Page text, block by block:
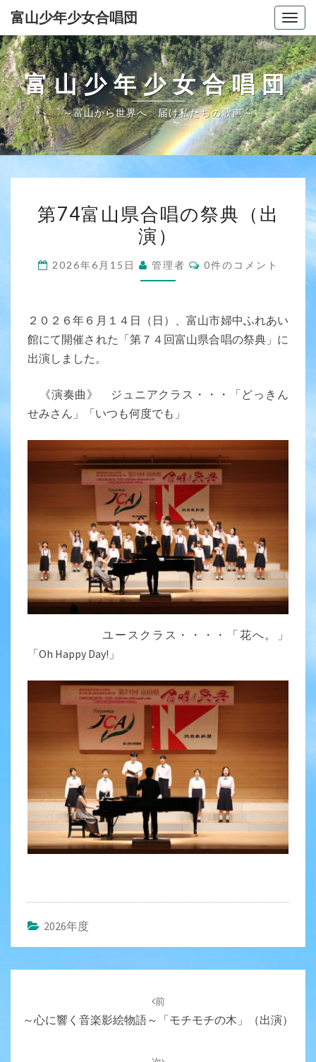
Skip
content
富山少年少女合唱団
富山少年少女合唱団
～富山から世界へ 届け私たちの歌声～
74
富
県
唱
の
（出
演）
第74富山県合唱の祭典（出
演）
2026年6月15日 管理者
コ
メ
0件のコメント
２０２６年６月１４日（日）、富山市婦中ふれあい
館にて開催された「第７４回富山県合唱の祭典」に
出演しました。
《演奏曲》 ジュニアクラス・・・「どっきん
せみさん」「いつも何度でも」
ユースクラス・・・・「花へ。」
「Oh Happy Day!」
2026年度
前
～心に響く音楽影絵物語～「モチモチの木」（出演）